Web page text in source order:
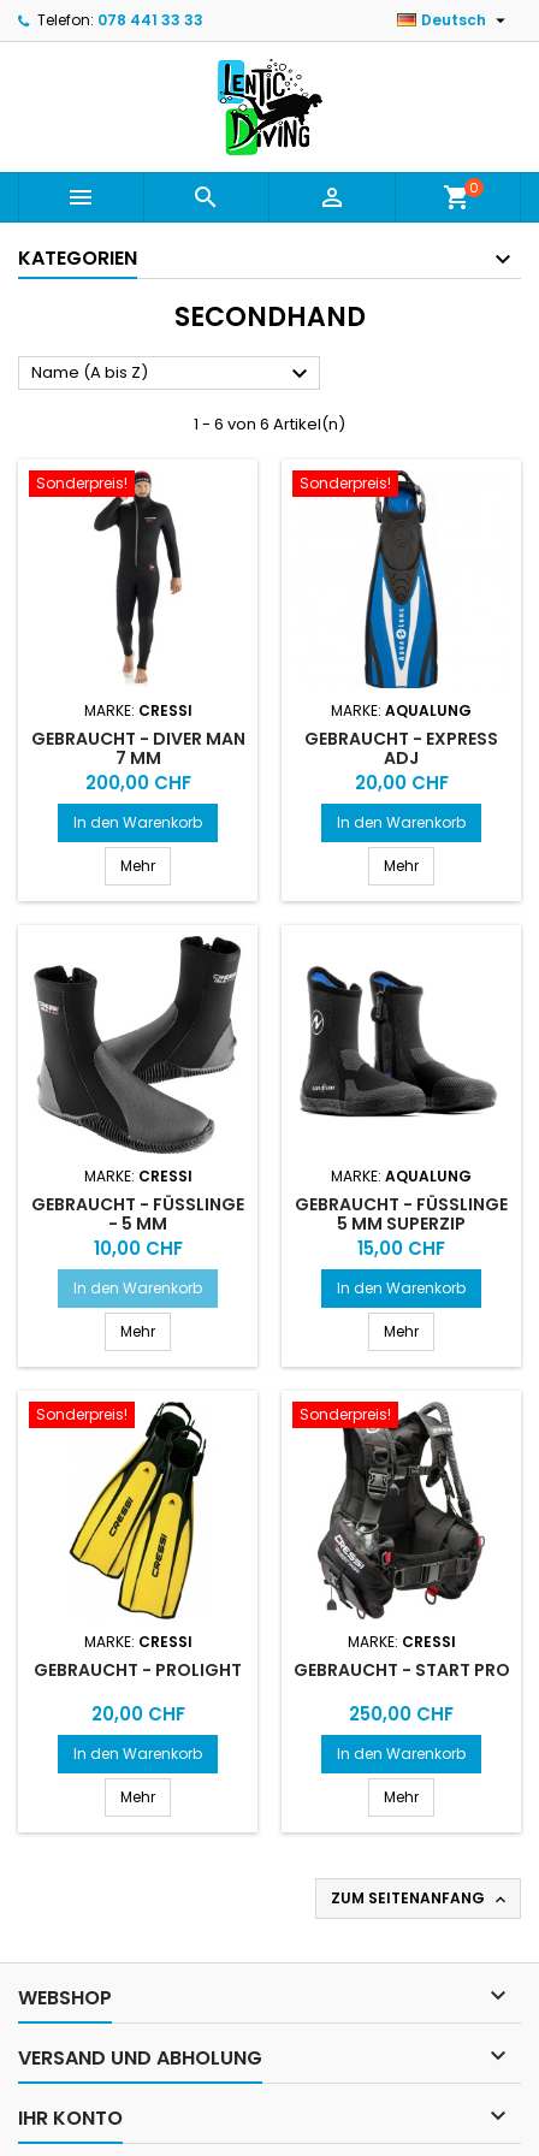
Telefon: 078 441 33 33 Deutsch 
   shopping_cart0
KATEGORIEN
SECONDHAND
Name (A bis Z) 
1 - 6 von 6 Artikel(n)
Sonderpreis!
MARKE: CRESSI
GEBRAUCHT - DIVER MAN
7 MM
Preis
200,00 CHF
In den Warenkorb
Mehr
Sonderpreis!
MARKE: AQUALUNG
GEBRAUCHT - EXPRESS
ADJ
Preis
20,00 CHF
In den Warenkorb
Mehr
MARKE: CRESSI
GEBRAUCHT - FÜSSLINGE
- 5 MM
Preis
10,00 CHF
In den Warenkorb
Mehr
MARKE: AQUALUNG
GEBRAUCHT - FÜSSLINGE
5 MM SUPERZIP
Preis
15,00 CHF
In den Warenkorb
Mehr
Sonderpreis!
MARKE: CRESSI
GEBRAUCHT - PROLIGHT
Preis
20,00 CHF
In den Warenkorb
Mehr
Sonderpreis!
MARKE: CRESSI
GEBRAUCHT - START PRO
Preis
250,00 CHF
In den Warenkorb
Mehr
ZUM SEITENANFANG 
WEBSHOP 
VERSAND UND ABHOLUNG 
IHR KONTO 